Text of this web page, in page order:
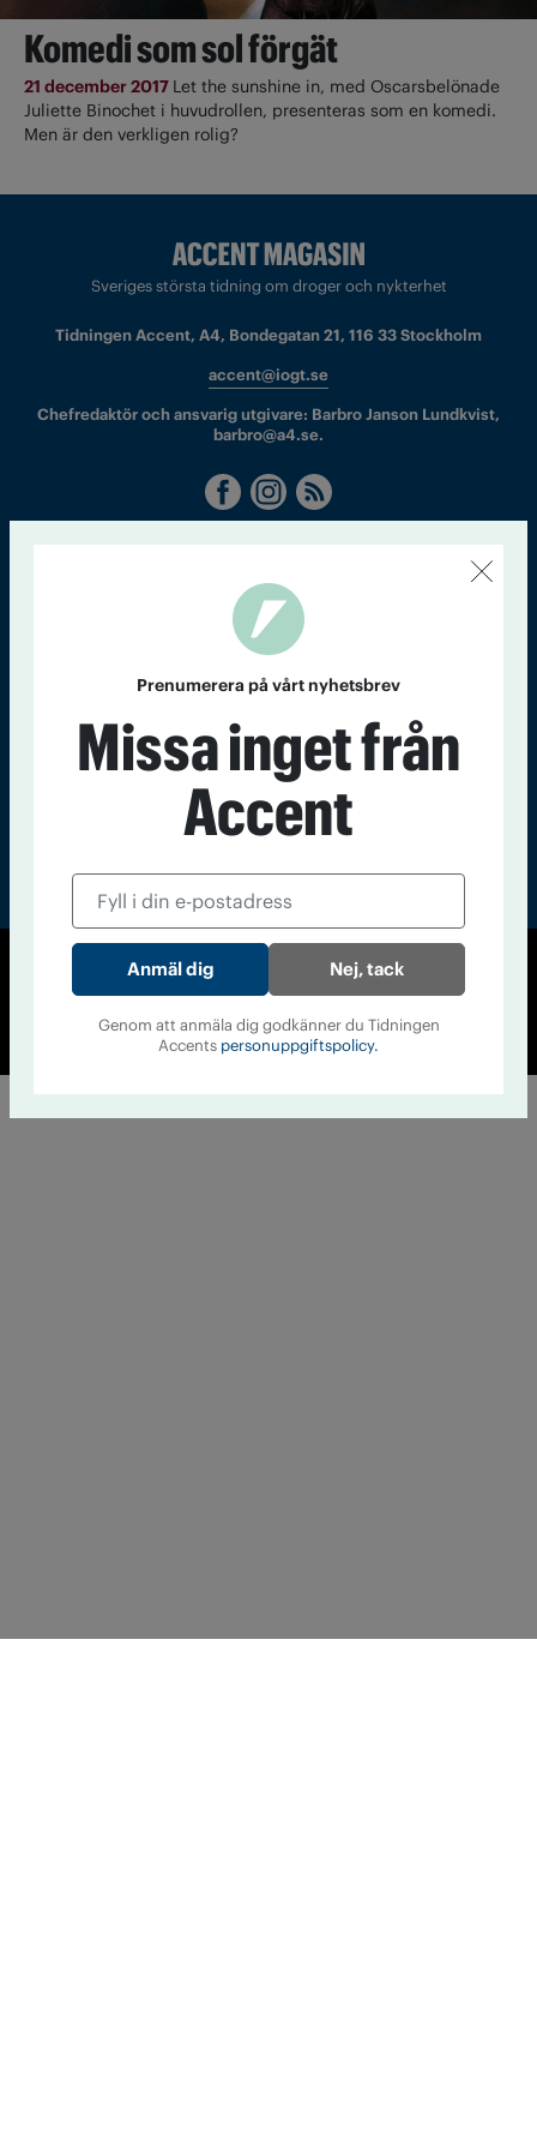
Komedi som sol förgät
21 december 2017 Let the sunshine in, med Oscarsbelönade
Juliette Binochet i huvudrollen, presenteras som en komedi.
Men är den verkligen rolig?
Sveriges största tidning om droger och nykterhet
Tidningen Accent, A4, Bondegatan 21, 116 33 Stockholm
accent@iogt.se
Chefredaktör och ansvarig utgivare: Barbro Janson Lundkvist,
barbro@a4.se.
nummer av
© Tidningen Accent 2026
Cookiepolicy
Personuppgiftspolicy
Prenumerera på vårt nyhetsbrev
Missa inget från
Accent
Nej, tack
Genom att anmäla dig godkänner du Tidningen
Accents personuppgiftspolicy.